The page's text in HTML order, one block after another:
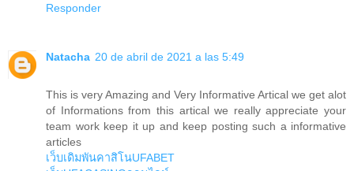
Responder
Natacha 20 de abril de 2021 a las 5:49
This is very Amazing and Very Informative Artical we get alot
of Informations from this artical we really appreciate your
team work keep it up and keep posting such a informative
articles
เว็บเดิมพันคาสิโนUFABET